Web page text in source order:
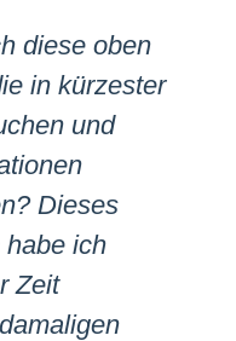
diese oben
in kürzester
und
Dieses
ich
Zeit